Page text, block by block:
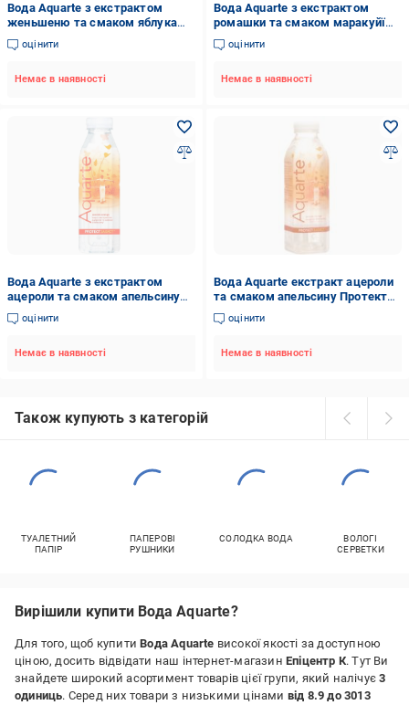
Вода Aquarte з екстрактом
женьшеню та смаком яблука
500 мл
оцінити
Немає в наявності
Вода Aquarte з екстрактом
ромашки та смаком маракуйї
500 мл
оцінити
Немає в наявності
Вода Aquarte з екстрактом
ацероли та смаком апельсину
500 мл
оцінити
Немає в наявності
Вода Aquarte екстракт ацероли
та смаком апельсину Протект
негазована 0,5 л
оцінити
Немає в наявності
Також купують з категорій
ТУАЛЕТНИЙ
ПАПІР
ПАПЕРОВІ
РУШНИКИ
СОЛОДКА ВОДА
ВОЛОГІ
СЕРВЕТКИ
Вирішили купити Вода Aquarte?
Для того, щоб купитиВода Aquarte високої якості за доступною
ціною, досить відвідати наш інтернет-магазин Епіцентр К. Тут Ви
знайдете широкий асортимент товарів цієї групи, який налічує3
одиниць. Серед них товари з низькими цінами від 8.9 до 3013